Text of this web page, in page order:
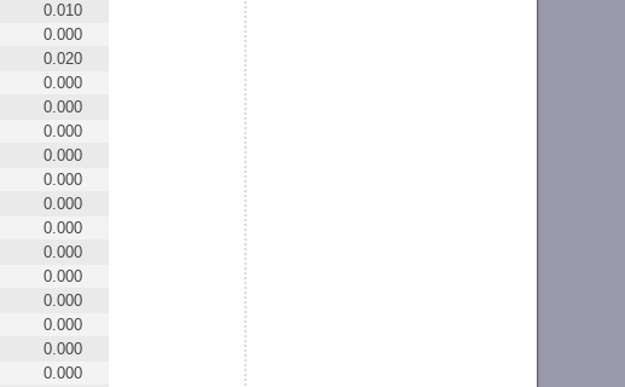
0.010
0.000
0.020
0.000
0.000
0.000
0.000
0.000
0.000
0.000
0.000
0.000
0.000
0.000
0.000
0.000